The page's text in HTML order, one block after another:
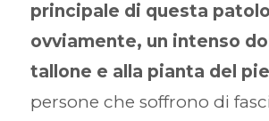
principale di questa
ovviamente, un intenso
tallone e alla pianta del
persone che soffrono di